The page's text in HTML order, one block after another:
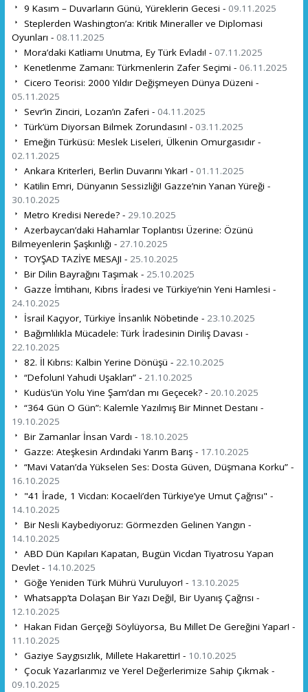
9 Kasım – Duvarların Günü, Yüreklerin Gecesi - 09.11.2025
Steplerden Washington’a: Kritik Mineraller ve Diplomasi
Oyunları - 08.11.2025
Mora’daki Katliamı Unutma, Ey Türk Evladı! - 07.11.2025
Kenetlenme Zamanı: Türkmenlerin Zafer Seçimi - 06.11.2025
Cicero Teorisi: 2000 Yıldır Değişmeyen Dünya Düzeni -
05.11.2025
Sevr’in Zinciri, Lozan’ın Zaferi - 04.11.2025
Türk’üm Diyorsan Bilmek Zorundasın! - 03.11.2025
Emeğin Türküsü: Meslek Liseleri, Ülkenin Omurgasıdır -
02.11.2025
Ankara Kriterleri, Berlin Duvarını Yıkar! - 01.11.2025
Katilin Emri, Dünyanın Sessizliği! Gazze’nin Yanan Yüreği -
30.10.2025
Metro Kredisi Nerede? - 29.10.2025
Azerbaycan’daki Hahamlar Toplantısı Üzerine: Özünü
Bilmeyenlerin Şaşkınlığı - 27.10.2025
TOYŞAD TAZİYE MESAJI - 25.10.2025
Bir Dilin Bayrağını Taşımak - 25.10.2025
Gazze İmtihanı, Kıbrıs İradesi ve Türkiye’nin Yeni Hamlesi -
24.10.2025
İsrail Kaçıyor, Türkiye İnsanlık Nöbetinde - 23.10.2025
Bağımlılıkla Mücadele: Türk İradesinin Diriliş Davası -
22.10.2025
82. İl Kıbrıs: Kalbin Yerine Dönüşü - 22.10.2025
“Defolun! Yahudi Uşakları” - 21.10.2025
Kudüs’ün Yolu Yine Şam’dan mı Geçecek? - 20.10.2025
“364 Gün O Gün”: Kalemle Yazılmış Bir Minnet Destanı -
19.10.2025
Bir Zamanlar İnsan Vardı - 18.10.2025
Gazze: Ateşkesin Ardındaki Yarım Barış - 17.10.2025
“Mavi Vatan’da Yükselen Ses: Dosta Güven, Düşmana Korku” -
16.10.2025
"41 İrade, 1 Vicdan: Kocaeli’den Türkiye’ye Umut Çağrısı" -
14.10.2025
Bir Nesli Kaybediyoruz: Görmezden Gelinen Yangın -
14.10.2025
ABD Dün Kapıları Kapatan, Bugün Vicdan Tiyatrosu Yapan
Devlet - 14.10.2025
Göğe Yeniden Türk Mührü Vuruluyor! - 13.10.2025
Whatsapp’ta Dolaşan Bir Yazı Değil, Bir Uyanış Çağrısı -
12.10.2025
Hakan Fidan Gerçeği Söylüyorsa, Bu Millet De Gereğini Yapar! -
11.10.2025
Gaziye Saygısızlık, Millete Hakarettir! - 10.10.2025
Çocuk Yazarlarımız ve Yerel Değerlerimize Sahip Çıkmak -
09.10.2025